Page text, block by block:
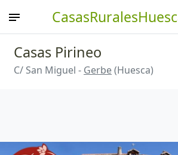
Casas Pirineo
C/ San Miguel - Gerbe(Huesca)